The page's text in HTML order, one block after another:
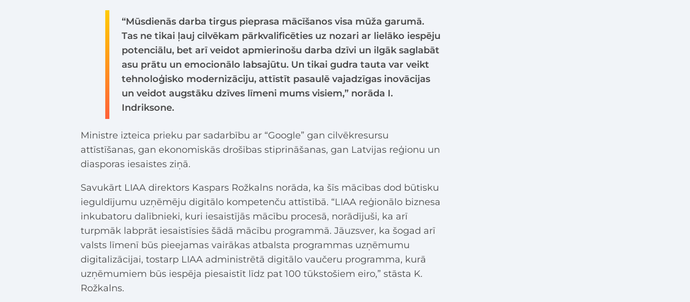
“Mūsdienās darba tirgus pieprasa mācīšanos visa mūža garumā.
Tas ne tikai ļauj cilvēkam pārkvalificēties uz nozari ar lielāko iespēju
potenciālu, bet arī veidot apmierinošu darba dzīvi un ilgāk saglabāt
asu prātu un emocionālo labsajūtu. Un tikai gudra tauta var veikt
tehnoloģisko modernizāciju, attīstīt pasaulē vajadzīgas inovācijas
un veidot augstāku dzīves līmeni mums visiem,” norāda I.
Indriksone.
Ministre izteica prieku par sadarbību ar “Google” gan cilvēkresursu
attīstīšanas, gan ekonomiskās drošības stiprināšanas, gan Latvijas reģionu un
diasporas iesaistes ziņā.
Savukārt LIAA direktors Kaspars Rožkalns norāda, ka šīs mācības dod būtisku
ieguldījumu uzņēmēju digitālo kompetenču attīstībā. “LIAA reģionālo biznesa
inkubatoru dalībnieki, kuri iesaistījās mācību procesā, norādījuši, ka arī
turpmāk labprāt iesaistīsies šādā mācību programmā. Jāuzsver, ka šogad arī
valsts līmenī būs pieejamas vairākas atbalsta programmas uzņēmumu
digitalizācijai, tostarp LIAA administrētā digitālo vaučeru programma, kurā
uzņēmumiem būs iespēja piesaistīt līdz pat 100 tūkstošiem eiro,” stāsta K.
Rožkalns.